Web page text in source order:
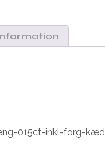
015ct-inkl-forg-